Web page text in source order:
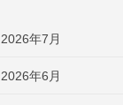
2026年7月
2026年6月